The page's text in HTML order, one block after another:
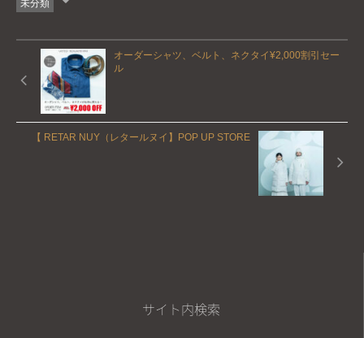
未分類
オーダーシャツ、ベルト、ネクタイ¥2,000割引セー
ル
【 RETAR NUY（レタールヌイ】POP UP STORE
サイト内検索